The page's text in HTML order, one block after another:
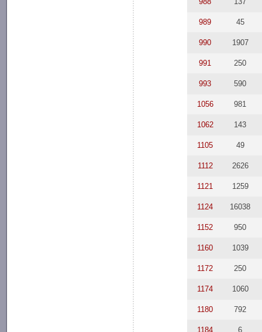
989 45
990 1907
991 250
993 590
1056 981
1062 143
1105 49
1112 2626
1121 1259
1124 16038
1152 950
1160 1039
1172 250
1174 1060
1180 792
1184 6